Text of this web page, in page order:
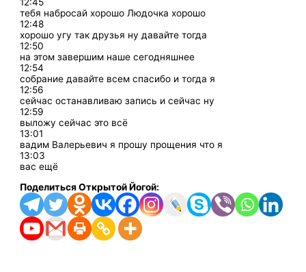
тебя набросай хорошо Людочка хорошо
12:48
хорошо угу так друзья ну давайте тогда
12:50
на этом завершим наше сегодняшнее
12:54
собрание давайте всем спасибо и тогда я
12:56
сейчас останавливаю запись и сейчас ну
12:59
выложу сейчас это всё
13:01
вадим Валерьевич я прошу прощения что я
13:03
вас ещё
Поделиться Открытой Йогой: